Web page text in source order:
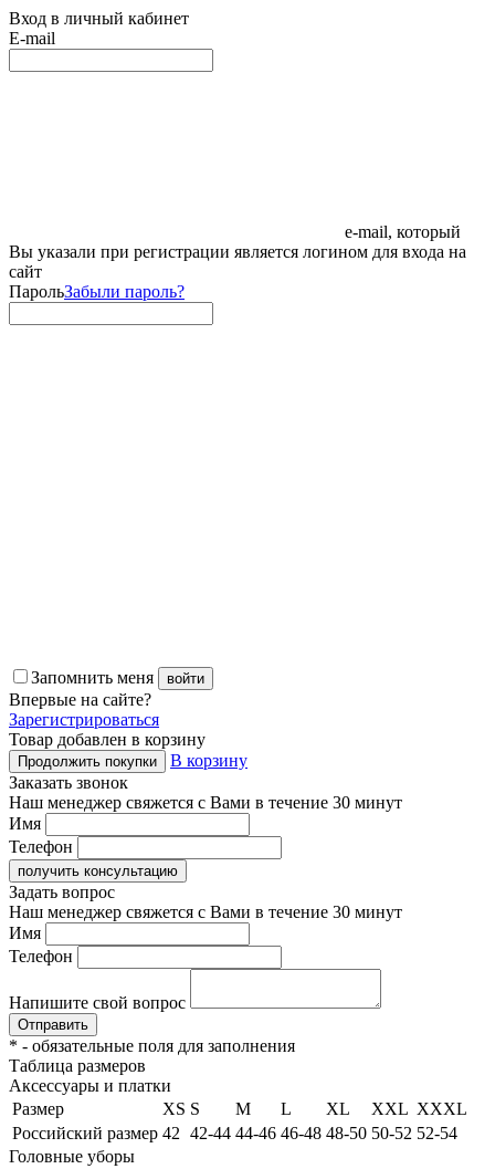
Вход в личный кабинет
E-mail
e-mail, который
Вы указали при регистрации является логином для входа на
сайт
ПарольЗабыли пароль?
Запомнить меня войти
Впервые на сайте?
Зарегистрироваться
Товар добавлен в корзину
Продолжить покупки
В корзину
Заказать звонок
Наш менеджер свяжется с Вами в течение 30 минут
Имя
Телефон
получить консультацию
Задать вопрос
Наш менеджер свяжется с Вами в течение 30 минут
Имя
Телефон
Напишите свой вопрос
Отправить
* - обязательные поля для заполнения
Таблица размеров
Аксессуары и платки
Размер
XS S M L XL XXL XXXL
Российский размер 42 42-44 44-46 46-48 48-50 50-52 52-54
Головные уборы